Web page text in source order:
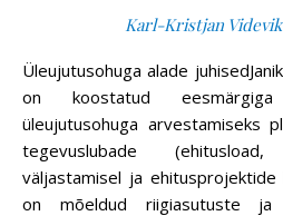
Karl-Kristjan Videvik
Üleujutusohuga alade juhisedJanika MerisaluJuhendmaterjal
on koostatud eesmärgiga
üleujutusohuga arvestamiseks
tegevuslubade
väljastamisel ja ehitusprojektide
on mõeldud riigiasutuste ja